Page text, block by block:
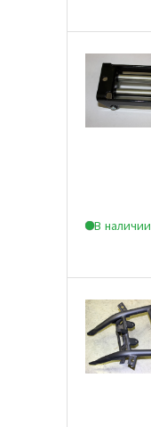
В наличии